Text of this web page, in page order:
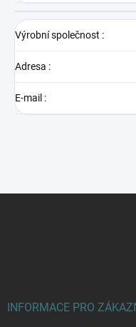
Výrobní společnost :
Adresa :
E-mail :
INFORMACE PRO